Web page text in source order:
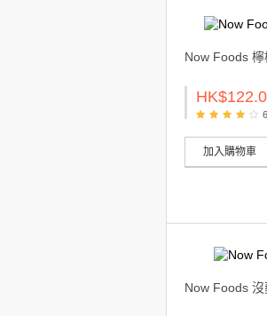
Now Foods
加入購物車
Now Foods